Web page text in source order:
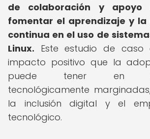
de colaboración y apoyo
fomentar el aprendizaje y la
continua en el uso de
Linux. Este estudio de caso
impacto positivo que la
puede tener en
tecnológicamente
la inclusión digital y el
tecnológico.